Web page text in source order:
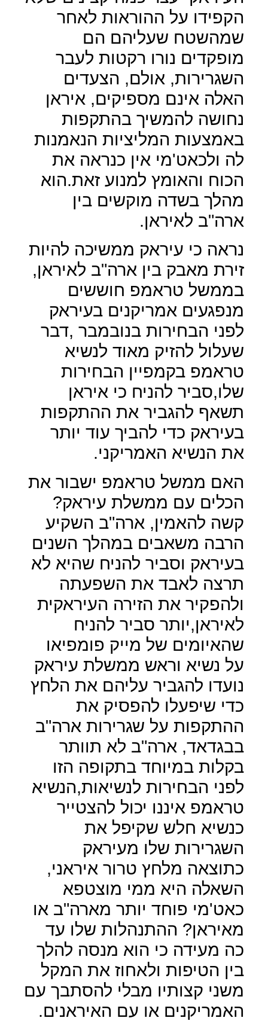
הקפידו על ההוראות לאחר
שמהשטח שעליהם הם
מופקדים נורו רקטות לעבר
השגרירות, אולם, הצעדים
האלה אינם מספיקים, איראן
נחושה להמשיך בהתקפות
באמצעות המליציות הנאמנות
לה ולכאט'מי אין כנראה את
הכוח והאומץ למנוע זאת.הוא
מהלך בשדה מוקשים בין
ארה"ב לאיראן.
נראה כי עיראק ממשיכה להיות
זירת מאבק בין ארה"ב לאיראן,
בממשל טראמפ חוששים
מנפגעים אמריקנים בעיראק
לפני הבחירות בנובמבר ,דבר
שעלול להזיק מאוד לנשיא
טראמפ בקמפיין הבחירות
שלו,סביר להניח כי איראן
תשאף להגביר את ההתקפות
בעיראק כדי להביך עוד יותר
את הנשיא האמריקני.
האם ממשל טראמפ ישבור את
הכלים עם ממשלת עיראק?
קשה להאמין, ארה"ב השקיע
הרבה משאבים במהלך השנים
בעיראק וסביר להניח שהיא לא
תרצה לאבד את השפעתה
ולהפקיר את הזירה העיראקית
לאיראן,יותר סביר להניח
שהאיומים של מייק פומפיאו
על נשיא וראש ממשלת עיראק
נועדו להגביר עליהם את הלחץ
כדי שיפעלו להפסיק את
ההתקפות על שגרירות ארה"ב
בבגדאד, ארה"ב לא תוותר
בקלות במיוחד בתקופה הזו
לפני הבחירות לנשיאות,הנשיא
טראמפ איננו יכול להצטייר
כנשיא חלש שקיפל את
השגרירות שלו מעיראק
כתוצאה מלחץ טרור איראני,
השאלה היא ממי מוצטפא
כאט'מי פוחד יותר מארה"ב או
מאיראן? ההתנהלות שלו עד
כה מעידה כי הוא מנסה להלך
בין הטיפות ולאחוז את המקל
משני קצותיו מבלי להסתבך עם
האמריקנים או עם האיראנים.